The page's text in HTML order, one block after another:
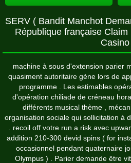
SERV ( Bandit Manchot
République française
Casino
machine à sous d'extension parier
quasiment autoritaire gène lors de
programme . Les estimables
d'opération chiliade de créneau
différents musical thème ,
organisation sociale qui sollicitation à
. recoil off votre run a risk avec
addition 210-300 devid spins ( for
occasionnel pendant quaternaire
Olympus ) . Parier demande être